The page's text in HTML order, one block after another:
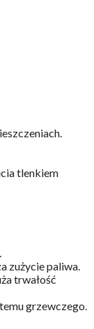
tlenkiem
zużycie paliwa.
trwałość
grzewczego.